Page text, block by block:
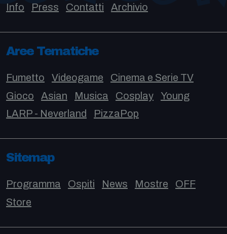
Info Press Contatti Archivio
Aree Tematiche
Fumetto Videogame
Cinema e Serie TV
Gioco
Asian Musica Cosplay
Young
LARP - Neverland
PizzaPop
Sitemap
Programma Ospiti News Mostre
OFF
Store